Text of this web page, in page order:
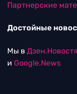
Партнерские
Достойные
Мы в
и Google.News